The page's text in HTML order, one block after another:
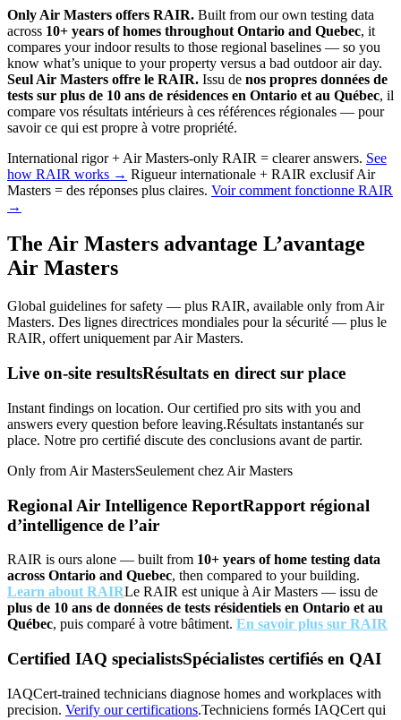
Only Air Masters offers RAIR. Built from our own testing data
across 10+ years of homes throughout Ontario and Quebec, it
compares your indoor results to those regional baselines — so you
know what’s unique to your property versus a bad outdoor air day.
Seul Air Masters offre le RAIR. Issu de nos propres données de
tests sur plus de 10 ans de résidences en Ontario et au Québec, il
compare vos résultats intérieurs à ces références régionales — pour
savoir ce qui est propre à votre propriété.
International rigor + Air Masters-only RAIR = clearer answers. See
how RAIR works → Rigueur internationale + RAIR exclusif Air
Masters = des réponses plus claires. Voir comment fonctionne RAIR
→
The Air Masters advantage L’avantage
Air Masters
Global guidelines for safety — plus RAIR, available only from Air
Masters. Des lignes directrices mondiales pour la sécurité — plus le
RAIR, offert uniquement par Air Masters.
Live on-site resultsRésultats en direct sur place
Instant findings on location. Our certified pro sits with you and
answers every question before leaving.Résultats instantanés sur
place. Notre pro certifié discute des conclusions avant de partir.
Only from Air MastersSeulement chez Air Masters
Regional Air Intelligence ReportRapport régional
d’intelligence de l’air
RAIR is ours alone — built from 10+ years of home testing data
across Ontario and Quebec, then compared to your building.
Learn about RAIRLe RAIR est unique à Air Masters — issu de
plus de 10 ans de données de tests résidentiels en Ontario et au
Québec, puis comparé à votre bâtiment. En savoir plus sur RAIR
Certified IAQ specialistsSpécialistes certifiés en QAI
IAQCert-trained technicians diagnose homes and workplaces with
precision. Verify our certifications.Techniciens formés IAQCert qui